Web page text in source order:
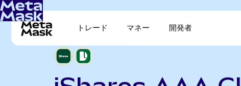
トレード マネー 開発者